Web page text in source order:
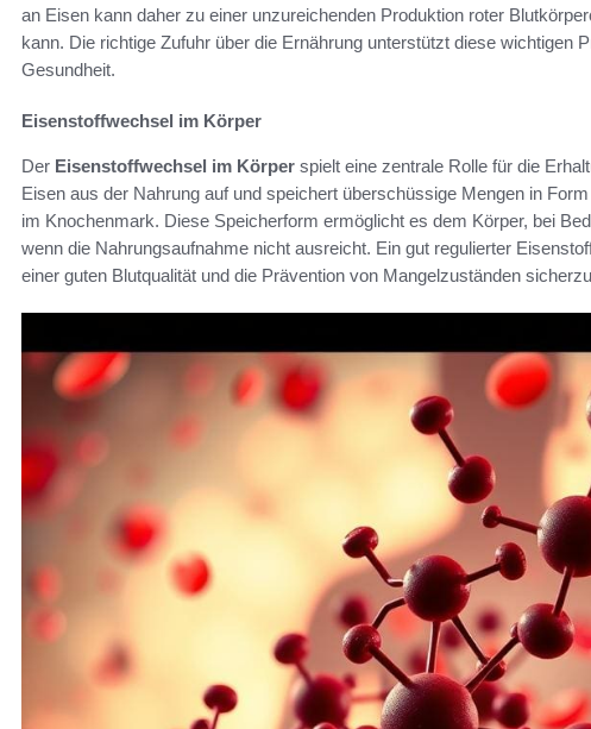
an Eisen kann daher zu einer unzureichenden Produktion roter
kann. Die richtige Zufuhr über die Ernährung unterstützt diese wichtigen
Gesundheit.
Eisenstoffwechsel im Körper
Der Eisenstoffwechsel im Körper spielt eine zentrale Rolle für die
Eisen aus der Nahrung auf und speichert überschüssige Mengen in
im Knochenmark. Diese Speicherform ermöglicht es dem Körper, bei
wenn die Nahrungsaufnahme nicht ausreicht. Ein gut regulierter
einer guten Blutqualität und die Prävention von Mangelzuständen